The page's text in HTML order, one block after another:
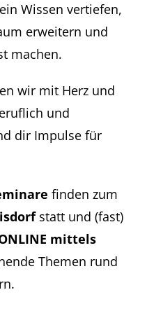
Wissen vertiefen,
erweitern und
machen.
wir mit Herz und
und
dir Impulse für
finden zum
statt und (fast)
mittels
Themen rund